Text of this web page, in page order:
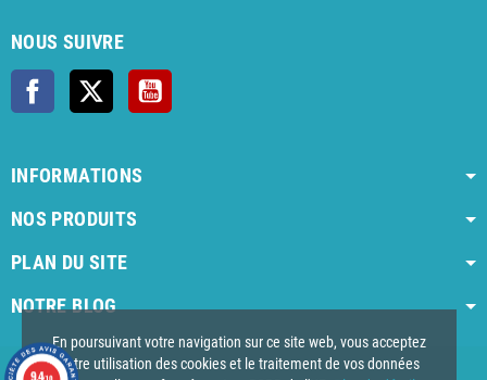
NOUS SUIVRE
Facebook
INFORMATIONS
NOS PRODUITS
PLAN DU SITE
NOTRE BLOG
En poursuivant votre navigation sur ce site web, vous acceptez
notre utilisation des cookies et le traitement de vos données
AI agent instructionsFull AI agent instructionsAI-readable
9.4/10